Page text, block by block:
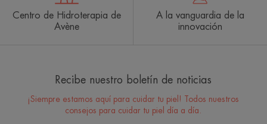
Centro de Hidroterapia de
Avène
A la vanguardia de la
innovación
Recibe nuestro boletín de noticias
¡Siempre estamos aquí para cuidar tu piel! Todos nuestros
consejos para cuidar tu piel día a día.